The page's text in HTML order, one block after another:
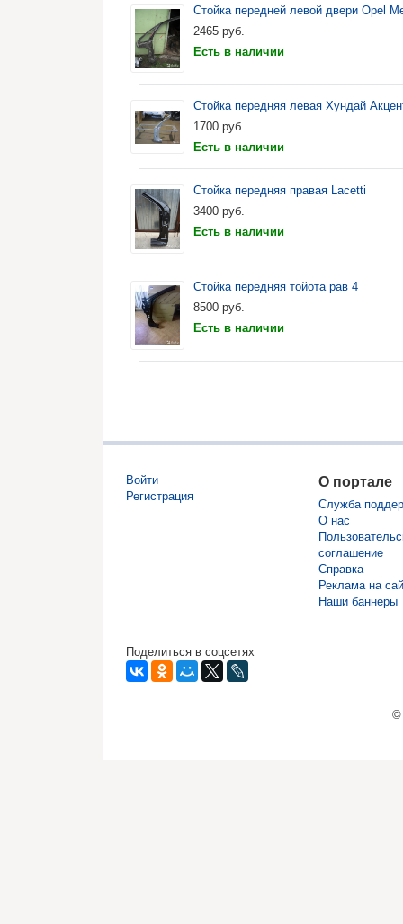
Стойка передней левой двери Opel
2465 руб.
Есть в наличии
Стойка передняя левая Хундай
1700 руб.
Есть в наличии
Стойка передняя правая Lacetti
3400 руб.
Есть в наличии
Стойка передняя тойота рав 4
8500 руб.
Есть в наличии
Войти
Регистрация
О портале
Служба
О нас
соглашение
Справка
Реклама на
Наши баннеры
Поделиться в соцсетях
©